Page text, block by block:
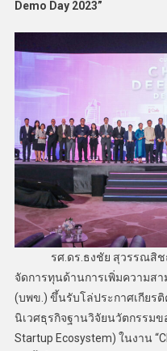
Demo Day 2023”
รศ.ดร.ธงชัย สุวรรณสิชณ
จัดการทุนด้านการเพิ่มความส
(บพข.) ขึ้นรับโล่ประกาศเกีย
นิเวศธุรกิจฐานวิจัยนวัตกรรมข
Startup Ecosystem) ในงาน